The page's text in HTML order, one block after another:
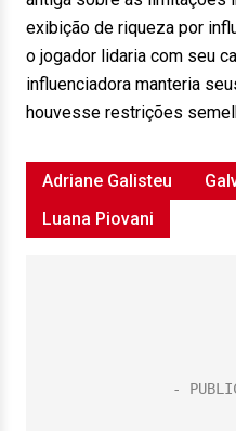
exibição de riqueza por
o jogador lidaria com seu
influenciadora manteria
houvesse restrições
Adriane Galisteu
Luana Piovani